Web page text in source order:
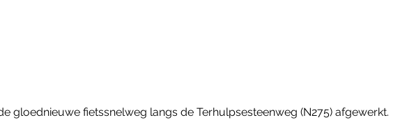
gloednieuwe fietssnelweg langs de Terhulpsesteenweg (N275) afgewerkt.